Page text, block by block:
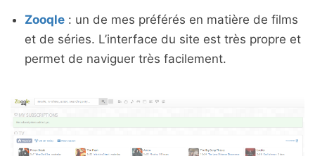
Zooqle : un de mes préférés en matière de films
et de séries. L’interface du site est très propre et
permet de naviguer très facilement.